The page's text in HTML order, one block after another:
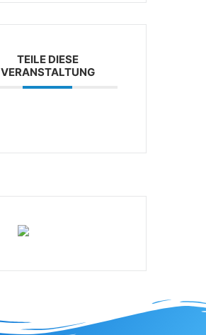
TEILE DIESE
VERANSTALTUNG